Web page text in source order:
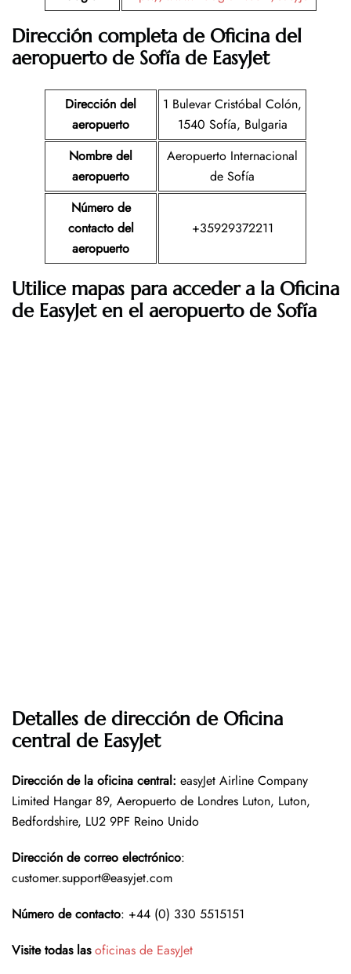
Dirección completa de Oficina del
aeropuerto de Sofía de EasyJet
Dirección del
aeropuerto
1 Bulevar Cristóbal Colón,
1540 Sofía, Bulgaria
Nombre del
aeropuerto
Aeropuerto Internacional
de Sofía
Número de
contacto del
aeropuerto
+35929372211
Utilice mapas para acceder a la Oficina
de EasyJet en el aeropuerto de Sofía
Detalles de dirección de Oficina
central de EasyJet
Dirección de la oficina central: easyJet Airline Company
Limited Hangar 89, Aeropuerto de Londres Luton, Luton,
Bedfordshire, LU2 9PF Reino Unido
Dirección de correo electrónico:
customer.support@easyjet.com
Número de contacto: +44 (0) 330 5515151
Visite todas las oficinas de EasyJet